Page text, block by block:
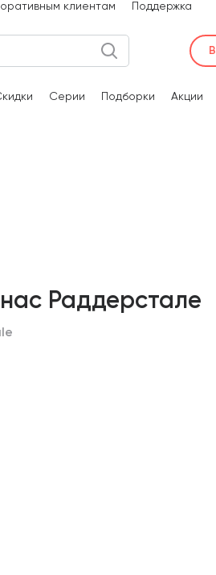
клиентам Поддержка
Серии Подборки Акции
Раддерстале